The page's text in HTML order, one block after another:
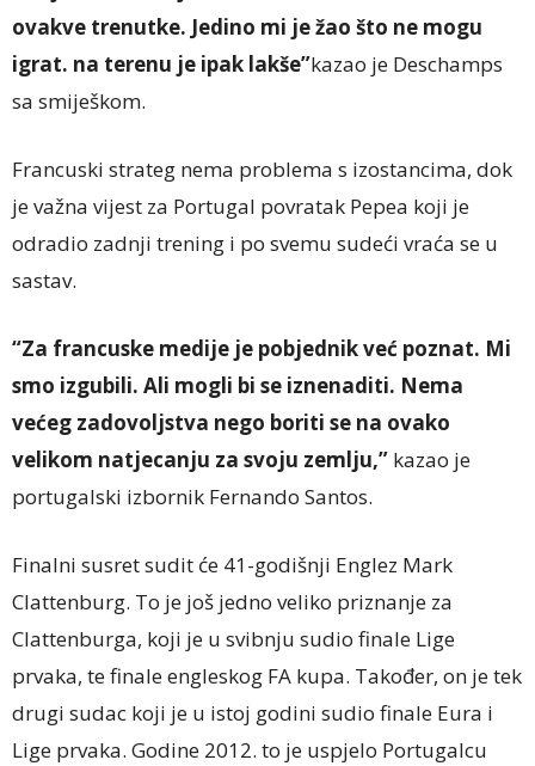
ovakve trenutke. Jedino mi je žao što ne mogu
igrat. na terenu je ipak lakše”kazao je Deschamps
sa smiješkom.
Francuski strateg nema problema s izostancima, dok
je važna vijest za Portugal povratak Pepea koji je
odradio zadnji trening i po svemu sudeći vraća se u
sastav.
“Za francuske medije je pobjednik već poznat. Mi
smo izgubili. Ali mogli bi se iznenaditi. Nema
većeg zadovoljstva nego boriti se na ovako
velikom natjecanju za svoju zemlju,” kazao je
portugalski izbornik Fernando Santos.
Finalni susret sudit će 41-godišnji Englez Mark
Clattenburg. To je još jedno veliko priznanje za
Clattenburga, koji je u svibnju sudio finale Lige
prvaka, te finale engleskog FA kupa. Također, on je tek
drugi sudac koji je u istoj godini sudio finale Eura i
Lige prvaka. Godine 2012. to je uspjelo Portugalcu